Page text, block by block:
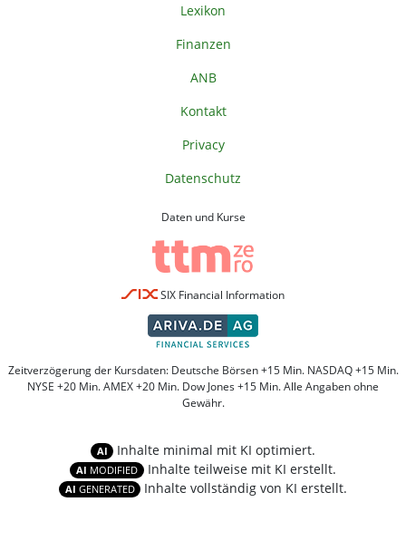
Lexikon
Finanzen
ANB
Kontakt
Privacy
Datenschutz
Daten und Kurse
SIX Financial Information
Zeitverzögerung der Kursdaten: Deutsche Börsen +15 Min. NASDAQ +15 Min.
NYSE +20 Min. AMEX +20 Min. Dow Jones +15 Min. Alle Angaben ohne
Gewähr.
AI Inhalte minimal mit KI optimiert.
AI MODIFIED Inhalte teilweise mit KI erstellt.
AI GENERATED Inhalte vollständig von KI erstellt.